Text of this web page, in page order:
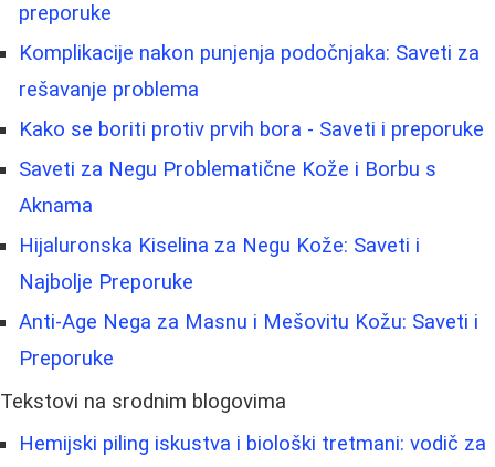
preporuke
Komplikacije nakon punjenja podočnjaka: Saveti za
rešavanje problema
Kako se boriti protiv prvih bora - Saveti i preporuke
Saveti za Negu Problematične Kože i Borbu s
Aknama
Hijaluronska Kiselina za Negu Kože: Saveti i
Najbolje Preporuke
Anti-Age Nega za Masnu i Mešovitu Kožu: Saveti i
Preporuke
Tekstovi na srodnim blogovima
Hemijski piling iskustva i biološki tretmani: vodič za